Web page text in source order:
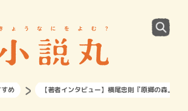
め 【著者インタビュー】横尾忠則『原郷の森』